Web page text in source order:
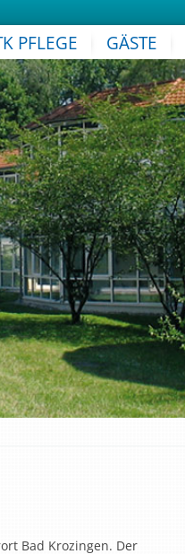
PFLEGE GÄSTE
Bad Krozingen. Der